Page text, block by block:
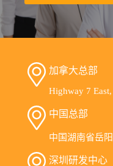
加拿大总部
Highway 7
中国总部
中国湖南省岳
深圳研发中心